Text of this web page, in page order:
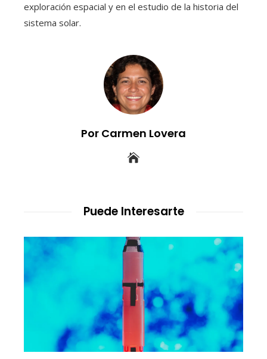
exploración espacial y en el estudio de la historia del
sistema solar.
Por Carmen Lovera
Puede Interesarte